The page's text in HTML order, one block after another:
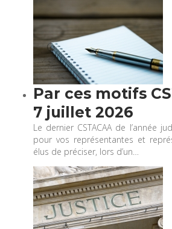
Par ces motifs
7 juillet 2026
Le dernier CSTACAA de l’année
pour vos représentantes et
élus de préciser, lors d’un…